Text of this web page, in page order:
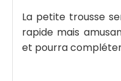
La petite trousse
rapide mais
et pourra